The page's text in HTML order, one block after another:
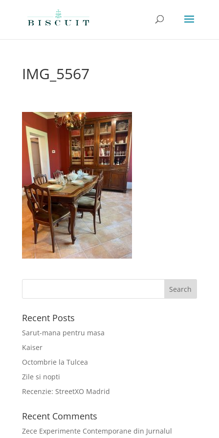
IMG_5567
Recent Posts
Sarut-mana pentru masa
Kaiser
Octombrie la Tulcea
Zile si nopti
Recenzie: StreetXO Madrid
Recent Comments
Zece Experimente Contemporane din Jurnalul